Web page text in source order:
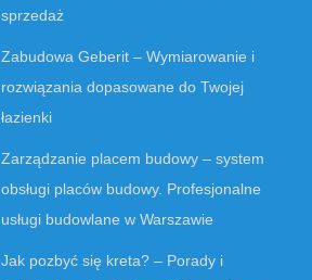
sprzedaż
Zabudowa Geberit – Wymiarowanie i
rozwiązania dopasowane do Twojej
łazienki
Zarządzanie placem budowy – system
obsługi placów budowy. Profesjonalne
usługi budowlane w Warszawie
Jak pozbyć się kreta? – Porady i